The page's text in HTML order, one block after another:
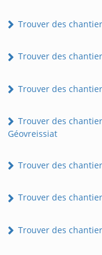
Trouver des
Trouver des
Trouver des
Trouver des
Géovreissiat
Trouver des
Trouver des
Trouver des